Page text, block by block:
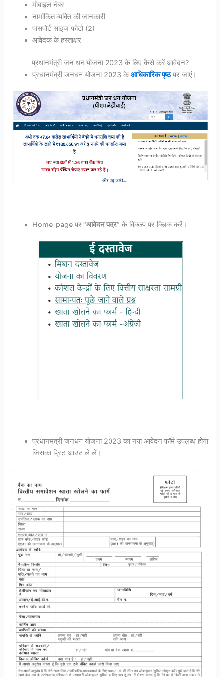
मोबाइल नंबर
नामांकित व्यक्ति की जानकारी
पासपोर्ट साइज फोटो (2)
आवेदक के हस्ताक्षर
प्रधानमंत्री जन धन योजना 2023 के लिए कैसे करें आवेदन?
प्रधानमंत्री जनधन योजना 2023 केआधिकारिक पृष्ठपर जाएं।
Home-page पर “आवेदन पत्र” के विकल्प पर क्लिक करें।
प्रधानमंत्री जनधन योजना 2023 का नया आवेदन फॉर्म उपलब्ध होगा
जिसका प्रिंट आउट ले लें।